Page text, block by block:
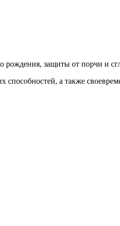
рождения, защиты от порчи и
способностей, а также